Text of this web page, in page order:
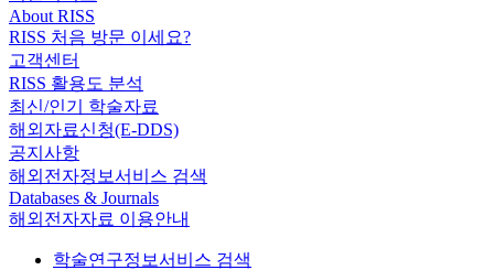
About RISS
RISS 처음 방문 이세요?
고객센터
RISS 활용도 분석
최신/인기 학술자료
해외자료신청(E-DDS)
공지사항
해외전자정보서비스 검색
Databases & Journals
해외전자자료 이용안내
학술연구정보서비스 검색